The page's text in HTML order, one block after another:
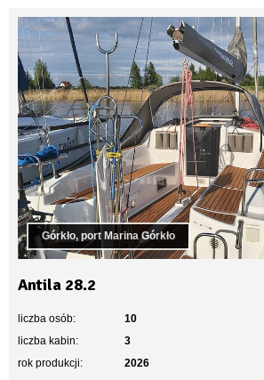
Górkło, port Marina Górkło
Antila 28.2
liczba osób:
10
liczba kabin:
3
rok produkcji:
2026